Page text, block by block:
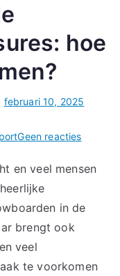
hoe
februari 10, 2025
Geen reactiesop
kunt
en veel mensen
in de
brengt ook
veel
te voorkomen